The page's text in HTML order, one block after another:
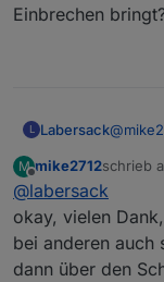
Einbrechen
L Labersack@
M
Offline
mike2712schrieb
zuletzt
@labersack
okay, vielen
bei anderen auch
dann über den